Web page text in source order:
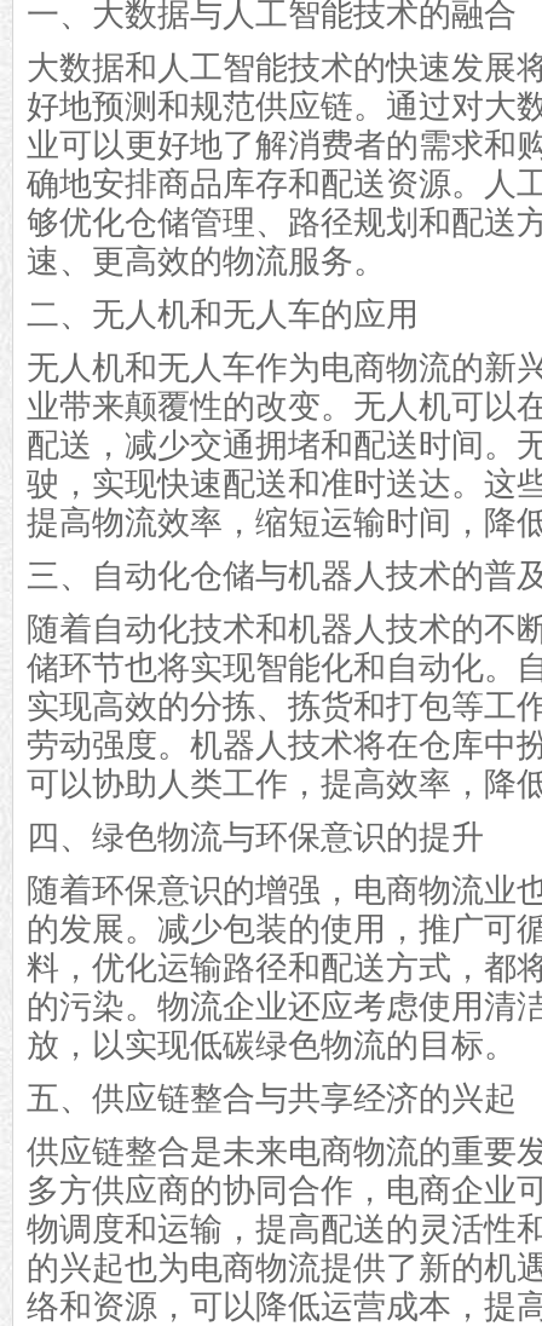
一、大数据与人工智能技术的融合
大数据和人工智能技术的快速发展
好地预测和规范供应链。通过对大
业可以更好地了解消费者的需求和
确地安排商品库存和配送资源。人
够优化仓储管理、路径规划和配送
速、更高效的物流服务。
二、无人机和无人车的应用
无人机和无人车作为电商物流的新
业带来颠覆性的改变。无人机可以
配送，减少交通拥堵和配送时间。
驶，实现快速配送和准时送达。这
提高物流效率，缩短运输时间，降
三、自动化仓储与机器人技术的普
随着自动化技术和机器人技术的不
储环节也将实现智能化和自动化。
实现高效的分拣、拣货和打包等工
劳动强度。机器人技术将在仓库中
可以协助人类工作，提高效率，降
四、绿色物流与环保意识的提升
随着环保意识的增强，电商物流业
的发展。减少包装的使用，推广可
料，优化运输路径和配送方式，都
的污染。物流企业还应考虑使用清
放，以实现低碳绿色物流的目标。
五、供应链整合与共享经济的兴起
供应链整合是未来电商物流的重要
多方供应商的协同合作，电商企业
物调度和运输，提高配送的灵活性
的兴起也为电商物流提供了新的机
络和资源，可以降低运营成本，提